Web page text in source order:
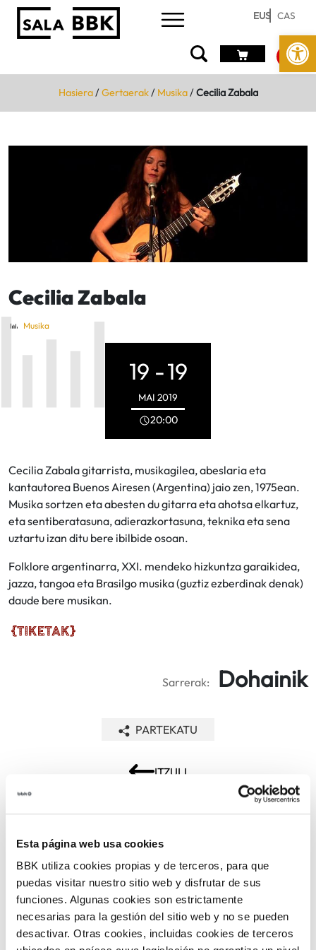
Esta página web usa cookies
BBK utiliza cookies propias y de terceros, para que
puedas visitar nuestro sitio web y disfrutar de sus
funciones. Algunas cookies son estrictamente
necesarias para la gestión del sitio web y no se pueden
desactivar. Otras cookies, incluidas cookies de terceros
EUS CAS
Hasiera/Gertaerak/ Musika/Cecilia Zabala
Cecilia Zabala
Musika
19 -19
MAI 2019
20:00
Cecilia Zabala gitarrista, musikagilea, abeslaria eta
kantautorea Buenos Airesen (Argentina) jaio zen, 1975ean.
Musika sortzen eta abesten du gitarra eta ahotsa elkartuz,
eta sentiberatasuna, adierazkortasuna, teknika eta sena
uztartu izan ditu bere ibilbide osoan.
Folklore argentinarra, XXI. mendeko hizkuntza garaikidea,
jazza, tangoa eta Brasilgo musika (guztiz ezberdinak denak)
daude bere musikan.
Sarrerak: Dohainik
ITZULI
PARTEKATU
ARLOAK